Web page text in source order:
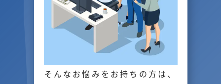
そんなお悩みをお持ちの方は、